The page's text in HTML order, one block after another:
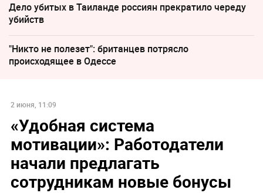
Дело убитых в Таиланде россиян прекратило череду
убийств
"Никто не полезет": британцев потрясло
происходящее в Одессе
2 июня, 11:09
«Удобная система
мотивации»: Работодатели
начали предлагать
сотрудникам новые бонусы